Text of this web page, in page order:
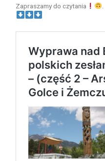
Zapraszamy do czytania